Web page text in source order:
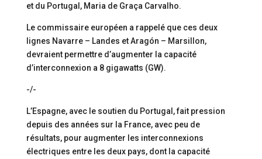
et du Portugal, Maria de Graça Carvalho.
Le commissaire européen a rappelé que ces deux
lignes Navarre – Landes et Aragón – Marsillon,
devraient permettre d’augmenter la capacité
d’interconnexion a 8 gigawatts (GW).
-/-
L’Espagne, avec le soutien du Portugal, fait pression
depuis des années sur la France, avec peu de
résultats, pour augmenter les interconnexions
électriques entre les deux pays, dont la capacité